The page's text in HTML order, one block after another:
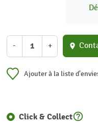
- + location_on
Ajouter à la liste
Click & Collecthelp_outline